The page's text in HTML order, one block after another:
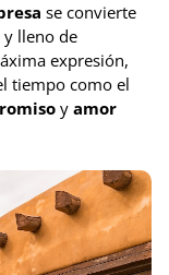
se convierte
y lleno de
expresión,
tiempo como el
y amor